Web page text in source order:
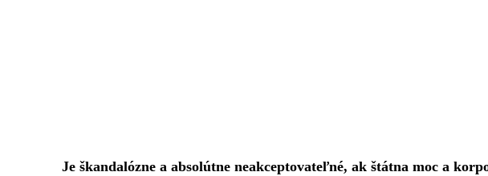
Je škandalózne a absolútne neakceptovateľné, ak štátna moc a